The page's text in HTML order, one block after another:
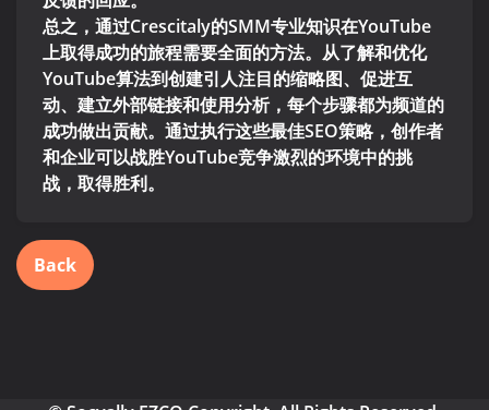
总之，通过Crescitaly的SMM专业知识在YouTube
上取得成功的旅程需要全面的方法。从了解和优化
YouTube算法到创建引人注目的缩略图、促进互
动、建立外部链接和使用分析，每个步骤都为频道的
成功做出贡献。通过执行这些最佳SEO策略，创作者
和企业可以战胜YouTube竞争激烈的环境中的挑
战，取得胜利。
Back